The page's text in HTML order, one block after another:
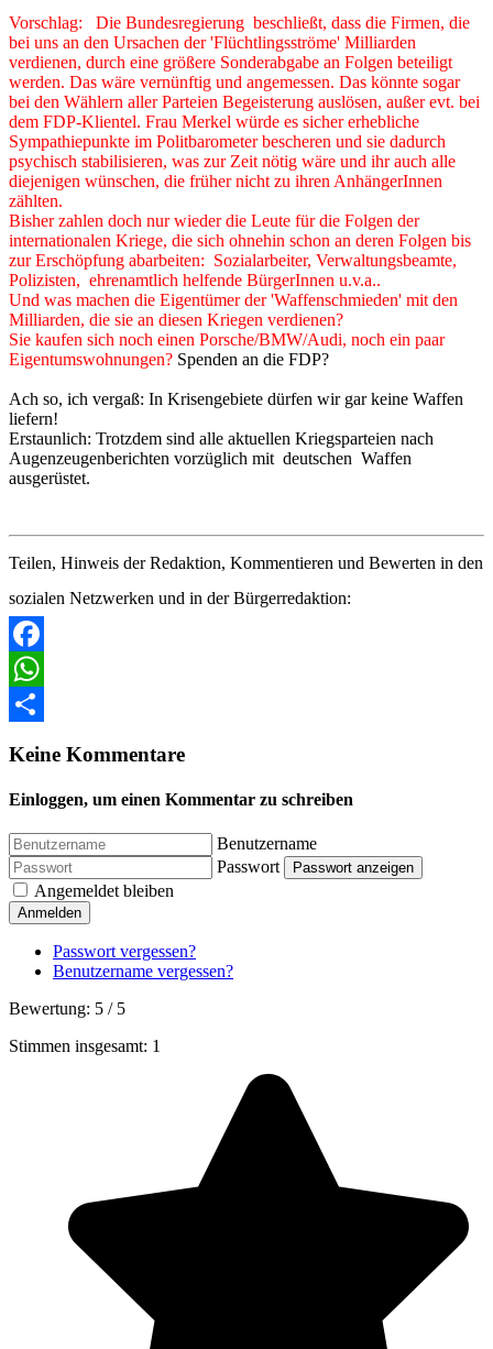
Vorschlag: Die Bundesregierung beschließt, dass die Firmen, die
bei uns an den Ursachen der 'Flüchtlingsströme' Milliarden
verdienen, durch eine größere Sonderabgabe an Folgen beteiligt
werden. Das wäre vernünftig und angemessen. Das könnte sogar
bei den Wählern aller Parteien Begeisterung auslösen, außer evt. bei
dem FDP-Klientel. Frau Merkel würde es sicher erhebliche
Sympathiepunkte im Politbarometer bescheren und sie dadurch
psychisch stabilisieren, was zur Zeit nötig wäre und ihr auch alle
diejenigen wünschen, die früher nicht zu ihren AnhängerInnen
zählten.
Bisher zahlen doch nur wieder die Leute für die Folgen der
internationalen Kriege, die sich ohnehin schon an deren Folgen bis
zur Erschöpfung abarbeiten: Sozialarbeiter, Verwaltungsbeamte,
Polizisten, ehrenamtlich helfende BürgerInnen u.v.a..
Und was machen die Eigentümer der 'Waffenschmieden' mit den
Milliarden, die sie an diesen Kriegen verdienen?
Sie kaufen sich noch einen Porsche/BMW/Audi, noch ein paar
Eigentumswohnungen? Spenden an die FDP?
Ach so, ich vergaß: In Krisengebiete dürfen wir gar keine Waffen
liefern!
Erstaunlich: Trotzdem sind alle aktuellen Kriegsparteien nach
Augenzeugenberichten vorzüglich mit deutschen Waffen
ausgerüstet.
Teilen, Hinweis der Redaktion, Kommentieren und Bewerten in den
sozialen Netzwerken und in der Bürgerredaktion:
Facebook
WhatsApp
Keine Kommentare
Einloggen, um einen Kommentar zu schreiben
Benutzername
Passwort
Passwort anzeigen
Angemeldet bleiben
Anmelden
Passwort vergessen?
Benutzername vergessen?
Bewertung: 5 / 5
Stimmen insgesamt: 1